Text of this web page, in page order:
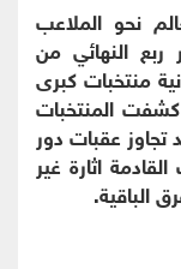
نحو الملاعب
ربع النهائي من
منتخبات كبرى
المنتخبات
تجاوز عقبات دور
اثارة غير
الباقية.